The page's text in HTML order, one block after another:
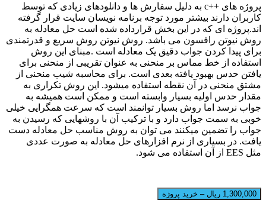
پروژه های c++ به دلیل سفارش ها و دانلودهای زیادی که توسط
کاربران دارند بیشتر مورد توجه برنامه نویسان سایت قرار گرفته
اند.پروژه ای که در این بخش قرارداده شده است حل معادله به
روش نیوتن رافسون می باشد. روش نیوتن روش سریع و قدرتمندی
برای پیدا کردن جواب دقیق یک معادله است .مبنای این روش
استفاده از خط مماس بر منحنی به عنوان تقریبی از منحنی برای
یافتن حدس بهبود یافته بعدی است. برای محاسبه شیب منحنی از
مشتق منحنی در آن نقطه استفاده میشود. این روش تکراری به
مقدار حدس اولیه بسیار وابسته است و ممکن است همیشه به
جواب نرسد اما روش بسیار توانمند است که سرعت همگرایی خیلی
خوبی به سمت جواب دارد و با ترکیب آن با روشهایی که رسیدن به
جواب را تضمین میکنند می توان به روش مناسب حل معادله دست
یافت. در بسیاری از نرم افزارهای حل معادله به صورت عددی
مثل EES از آن استفاده می شود.
1,300,000 ریال – خرید پروژه